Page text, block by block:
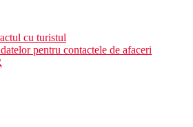
cu turistul
pentru contactele de afaceri